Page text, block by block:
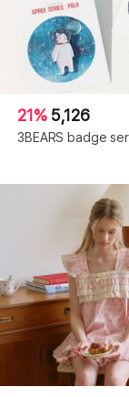
21% 5,126
3BEARS badge